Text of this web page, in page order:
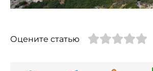
Оцените статью